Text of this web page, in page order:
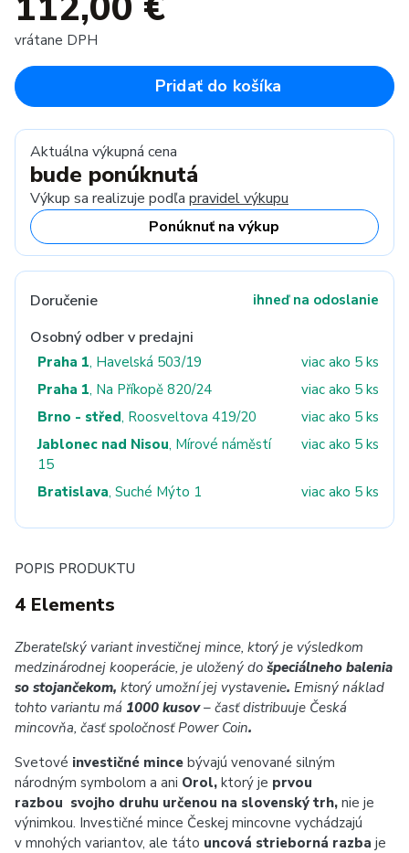
vrátane DPH
Pridať do košíka
Aktuálna výkupná cena
bude ponúknutá
Výkup sa realizuje podľa pravidel výkupu
Ponúknuť na výkup
Doručenie ihneď na odoslanie
Osobný odber v predajni
Praha 1, Havelská 503/19
viac ako 5 ks
Praha 1, Na Příkopě 820/24
viac ako 5 ks
Brno - střed, Roosveltova 419/20
viac ako 5 ks
Jablonec nad Nisou, Mírové náměstí
15
viac ako 5 ks
Bratislava, Suché Mýto 1 viac ako 5 ks
POPIS PRODUKTU
4 Elements
Zberateľský variant investičnej mince, ktorý je výsledkom
medzinárodnej kooperácie, je uložený do špeciálneho balenia
so stojančekom, ktorý umožní jej vystavenie. Emisný náklad
tohto variantu má 1000 kusov– časť distribuuje Česká
mincovňa, časť spoločnosť Power Coin.
Svetové investičné mince bývajú venované silným
národným symbolom a ani Orol, ktorý je prvou
razbou svojho druhu určenou na slovenský trh, nie je
výnimkou. Investičné mince Českej mincovne vychádzajú
v mnohých variantov, ale táto uncová strieborná razba je